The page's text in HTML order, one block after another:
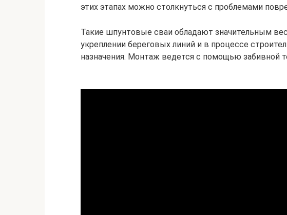
этих этапах можно столкнуться с проблемами
Такие шпунтовые сваи обладают значительным
укреплении береговых линий и в процессе
назначения. Монтаж ведется с помощью забивной